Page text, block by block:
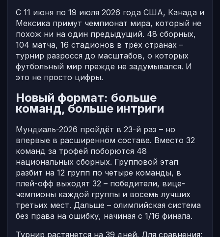
С 11 июня по 19 июля 2026 года США, Канада и
Мексика примут чемпионат мира, который не
похож ни на один предыдущий. 48 сборных,
104 матча, 16 стадионов в трёх странах –
турнир разросся до масштабов, о которых
футбольный мир прежде не задумывался. И
это не просто цифры.
Новый формат: больше
команд, больше интриги
Мундиаль-2026 пройдёт в 23-й раз – но
впервые в расширенном составе. Вместо 32
команд за трофей поборются 48
национальных сборных. Групповой этап
разбит на 12 групп по четыре команды, в
плей-офф выходят 32 – победители, вице-
чемпионы каждой группы и восемь лучших
третьих мест. Дальше – олимпийская система
без права на ошибку, начиная с 1/16 финала.
Турнир растянется на 39 дней. Для сравнения: